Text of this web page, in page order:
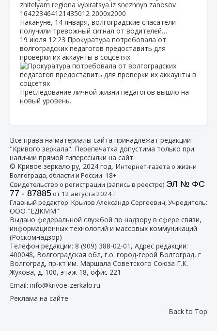
Накануне, 14 января, волгоградские спасатели
получили тревожный сигнал от водителей…
19 июля 12:23 Прокуратура потребовала от
волгоградских педагогов предоставить для
проверки их аккаунты в соцсетях
Преследование личной жизни педагогов вышло на
новый уровень.
Все права на материалы сайта принадлежат редакции
"Кривого зеркала". Перепечатка допустима только при
наличии прямой гиперссылки на сайт.
© Кривое зеркало.ру, 2024 год, Интернет-газета о жизни
Волгограда, области и России. 18+
Свидетельство о регистрации (запись в реестре) ЭЛ № ФС
77 - 87885от 12 августа 2024 г.
Главный редактор: Крылов Александр Сергеевич, Учредитель:
ООО "ЕДКММ"
Выдано федеральной службой по надзору в сфере связи,
информационных технологий и массовых коммуникаций
(Роскомнадзор)
Телефон редакции: 8 (909) 388-02-01 , Адрес редакции:
400048, Волгоградская обл, г.о. город-герой Волгоград, г
Волгоград, пр-кт им. Маршала Советского Союза Г.К.
Жукова, д. 100, этаж 18, офис 221
Email: info@krivoe-zerkalo.ru
Реклама на сайте
Back to Top